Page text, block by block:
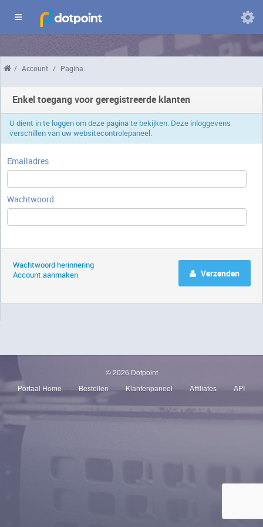
Domeinen
taal
/ Account / Pagina:
Enkel toegang voor geregistreerde klanten
U dient in te loggen om deze pagina te bekijken. Deze inloggevens
verschillen van uw websitecontrolepaneel.
Emailadres
Wachtwoord
Wachtwoord herinnering
Account aanmaken
Verzenden
© 2026 Dotpoint
Portaal Home
Bestellen Klantenpaneel Affiliates API